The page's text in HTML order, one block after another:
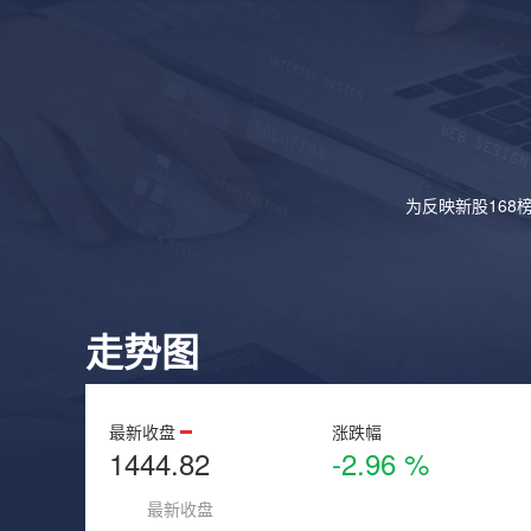
为反映新股168
走势图
最新收盘
1444.82
涨跌幅
-2.96 %